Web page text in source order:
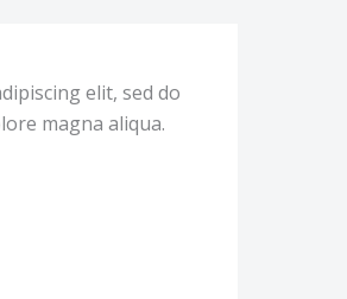
elit, sed do
magna aliqua.